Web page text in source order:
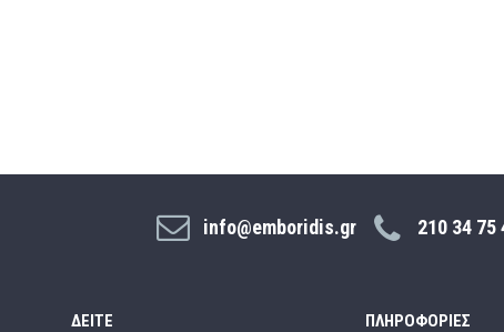
info@emboridis.gr 210 34 75
ΔΕΊΤΕ ΠΛΗΡΟΦΟΡΊΕΣ